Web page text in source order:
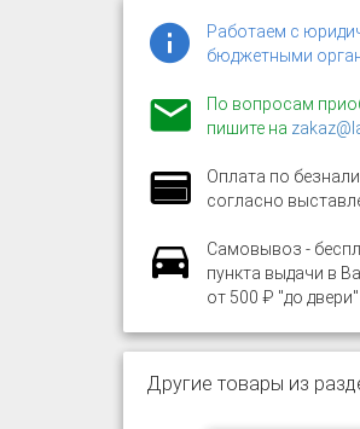
Работаем с
бюджетными
По вопросам
пишите на
Оплата по
согласно
Самовывоз -
пункта выдачи в
от 500 ₽ "до двери"
Другие товары из